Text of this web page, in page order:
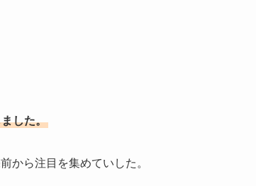
した。
から注目を集めていした。